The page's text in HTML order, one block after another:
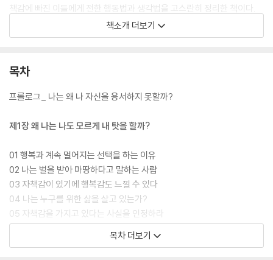
책감에 빠진 이들에게 전한 행동법과 생각법을 고스란히 정리한 책이다.
자신의 실수만 유독 보여 자존감을 잃어가는 이들에게 스스로를 용서하는
법을 알려준다.
책소개 더보기
목차
프롤로그_ 나는 왜 나 자신을 용서하지 못할까?
제1장 왜 나는 나도 모르게 내 탓을 할까?
01 행복과 계속 멀어지는 선택을 하는 이유
02 나는 벌을 받아 마땅하다고 말하는 사람
03 자책감이 있기에 행복감도 느낄 수 있다
04 나는 누구를 위한 삶을 살고 있는가?
05 자책감을 가지고 있다는 사실을 인정하라
06 자책감은 어떤 모습으로 당신을 잠식하고 있나?
목차 더보기